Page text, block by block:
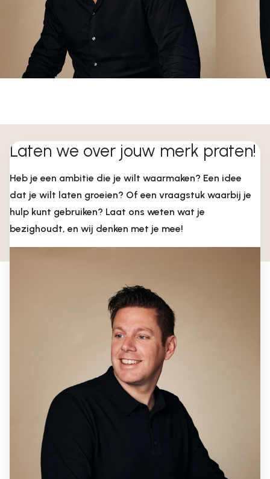
Laten we over jouw merk praten!
Heb je een ambitie die je wilt waarmaken? Een idee
dat je wilt laten groeien? Of een vraagstuk waarbij je
hulp kunt gebruiken? Laat ons weten wat je
bezighoudt, en wij denken met je mee!